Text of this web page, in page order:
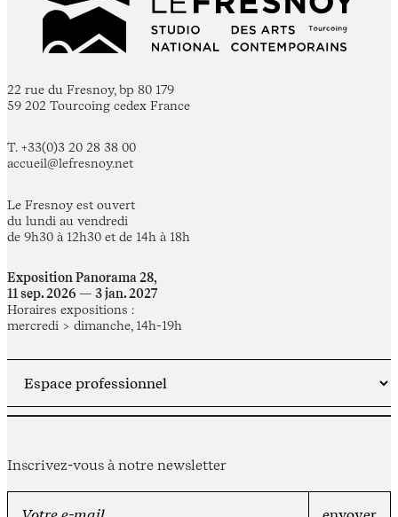
22 rue du Fresnoy, bp 80 179
59 202 Tourcoing cedex France
T. +33(0)3 20 28 38 00
accueil@lefresnoy.net
Le Fresnoy est ouvert
du lundi au vendredi
de 9h30 à 12h30 et de 14h à 18h
Exposition Panorama 28,
11 sep. 2026 — 3 jan. 2027
Horaires expositions :
mercredi > dimanche, 14h-19h
Inscrivez-vous à notre newsletter